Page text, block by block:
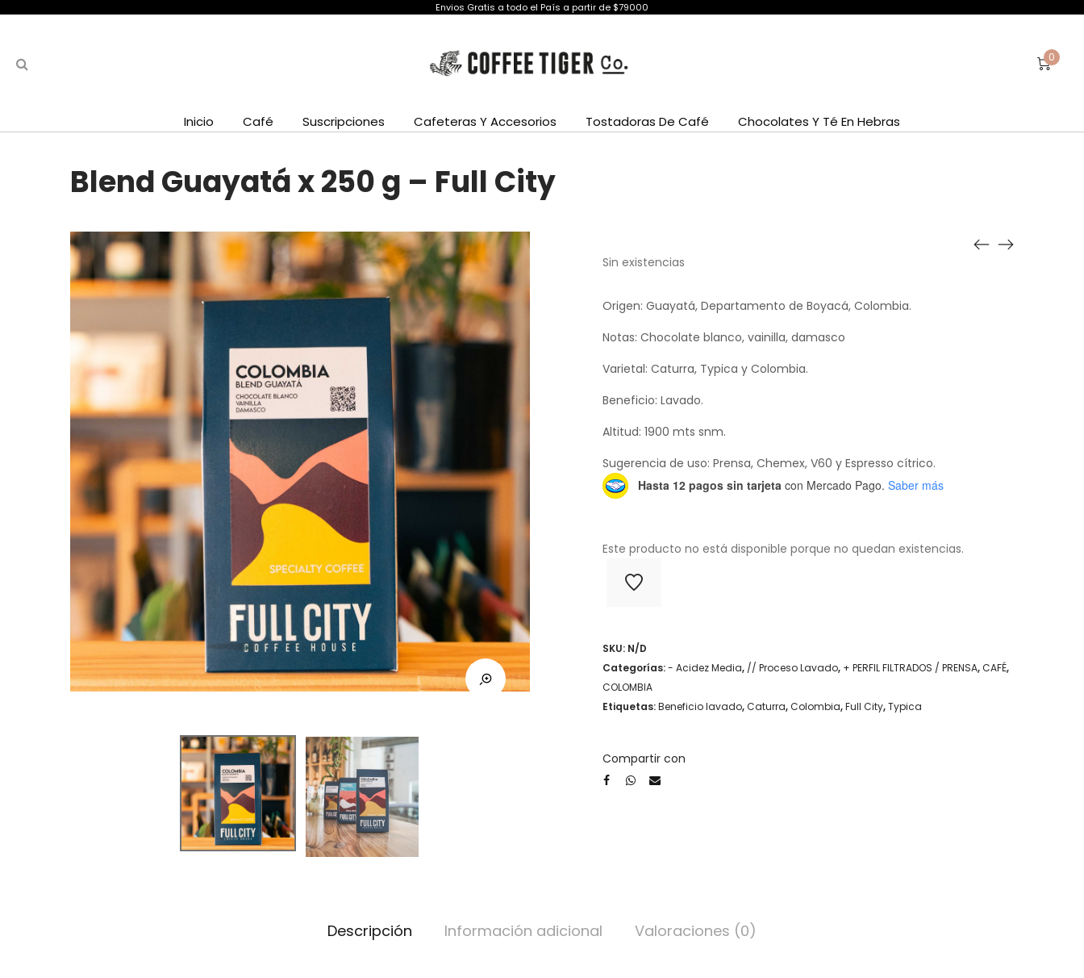
Envios Gratis a todo el País a partir de $79000
0
Inicio Café Suscripciones Cafeteras Y Accesorios Tostadoras De Café Chocolates Y Té En Hebras
Blend Guayatá x 250 g – Full City
Sin existencias
Origen: Guayatá, Departamento de Boyacá, Colombia.
Notas: Chocolate blanco, vainilla, damasco
Varietal: Caturra, Typica y Colombia.
Beneficio: Lavado.
Altitud: 1900 mts snm.
Sugerencia de uso: Prensa, Chemex, V60 y Espresso cítrico.
Hasta 12 pagos sin tarjeta con Mercado Pago. Saber más
Este producto no está disponible porque no quedan existencias.
SKU: N/D
Categorías:- Acidez Media, // Proceso Lavado, + PERFIL FILTRADOS / PRENSA,CAFÉ,
COLOMBIA
Etiquetas:Beneficio lavado,Caturra,Colombia,Full City,Typica
Compartir con
Descripción Información adicional Valoraciones (0)